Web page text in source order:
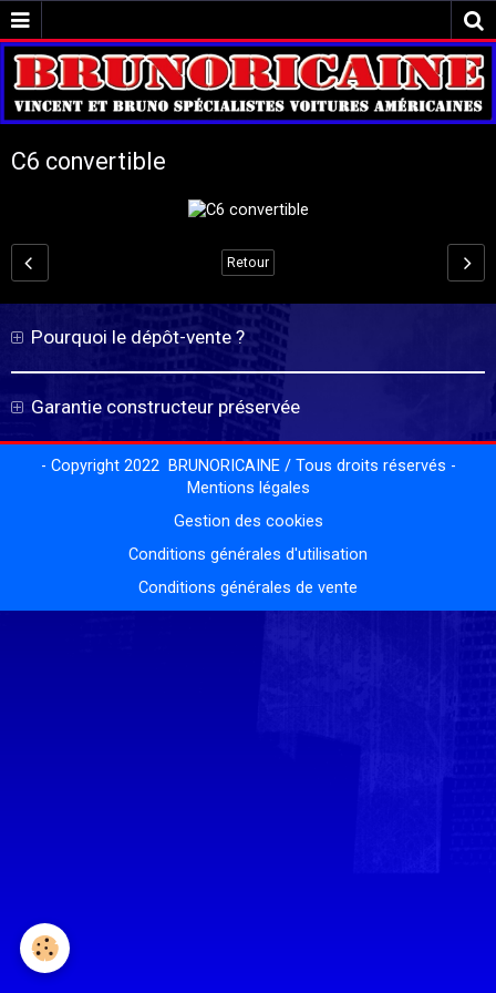
C6 convertible
Retour
Pourquoi le dépôt-vente ?
Garantie constructeur préservée
- Copyright 2022 BRUNORICAINE / Tous droits réservés -
Mentions légales
Gestion des cookies
Conditions générales d'utilisation
Conditions générales de vente